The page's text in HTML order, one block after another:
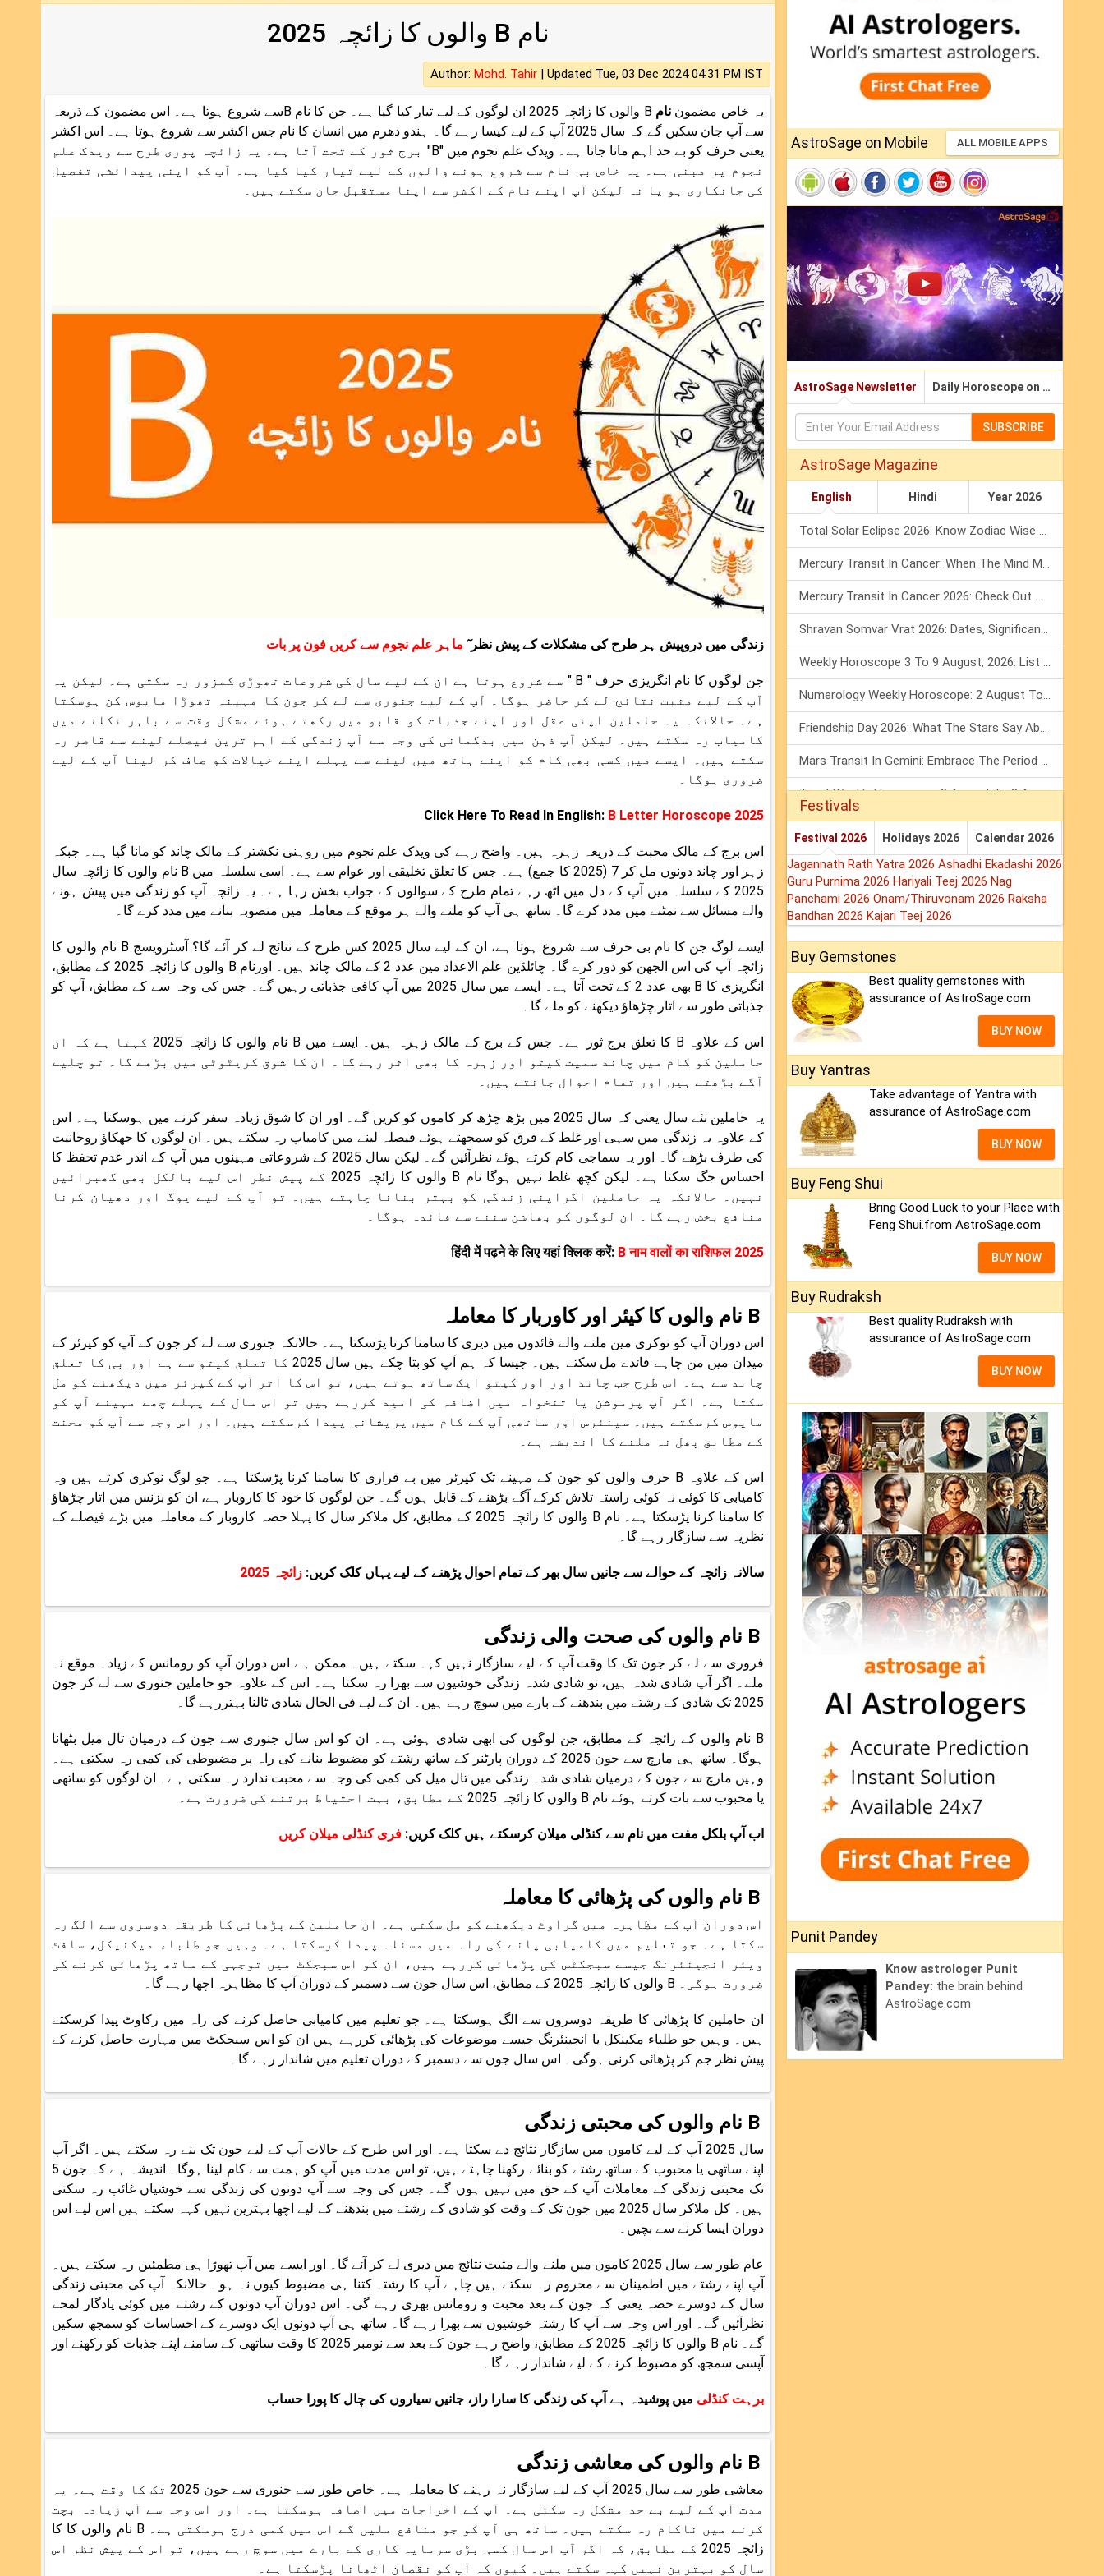
نام B والوں کا زائچہ 2025
Author: Mohd. Tahir | Updated Tue, 03 Dec 2024 04:31 PM IST
یہ خاص مضمون نام
B والوں کا زائچہ 2025 ان لوگوں کے لیے تیار کیا گیا ہے۔ جن کا نام Bسے شروع ہوتا ہے۔ اس مضمون کے ذریعہ
سے آپ جان سکیں گے کہ سال 2025 آپ کے لیے کیسا رہے گا۔ ہندو دھرم میں انسان کا نام جس اکشر سے شروع ہوتا ہے۔ اس اکشر
یعنی حرف کو بے حد اہم مانا جاتا ہے۔ ویدک علم نجوم میں "B" برج ثور کے تحت آتا ہے۔ یہ زائچہ پوری طرح سے ویدک علم
نجوم پر مبنی ہے۔ یہ خاص بی نام سے شروع ہونے والوں کے لیے تیار کیا گیا ہے۔ آپ کو اپنی پیدائشی تفصیل
کی جانکاری ہو یا نہ لیکن آپ اپنے نام کے اکشر سے اپنا مستقبل جان سکتے ہیں۔
زندگی میں دروپیش ہر طرح کی مشکلات کے پیش نظر ٓ ماہر علم نجوم سے کریں فون پر بات
جن لوگوں کا نام انگریزی حرف " B " سے شروع ہوتا ہے ان کے لیے سال کی شروعات تھوڑی کمزور رہ سکتی ہے۔ لیکن یہ
آپ کے لیے مثبت نتائج لے کر حاضر ہوگا۔ آپ کے لیے جنوری سے لے کر جون کا مہینہ تھوڑا مایوس کن ہوسکتا
ہے۔ حالانکہ یہ حاملین اپنی عقل اور اپنے جذبات کو قابو میں رکھتے ہوئے مشکل وقت سے باہر نکلنے میں
کامیاب رہ سکتے ہیں۔ لیکن آپ ذہن میں بدگمانی کی وجہ سے آپ زندگی کے اہم ترین فیصلے لینے سے قاصر رہ
سکتے ہیں۔ ایسے میں کسی بھی کام کو اپنے ہاتھ میں لینے سے پہلے اپنے خیالات کو صاف کر لینا آپ کے لیے
ضروری ہوگا۔
Click Here To Read In English: B Letter Horoscope 2025
اس برج کے مالک محبت کے ذریعہ زہرہ ہیں۔ واضح رہے کی ویدک علم نجوم میں روہنی نکشتر کے مالک چاند کو مانا گیا ہے۔ جبکہ
زہر اور چاند دونوں مل کر 7 (2025 کا جمع) ہے۔ جس کا تعلق تخلیقی اور عوام سے ہے۔ اسی سلسلہ میں B نام والوں کا زائچہ سال
2025 کے سلسلہ میں آپ کے دل میں اٹھ رہے تمام طرح کے سوالوں کے جواب بخش رہا ہے۔ یہ زائچہ آپ کو زندگی میں پیش ہونے
والے مسائل سے نمٹنے میں مدد کرے گا۔ ساتھ ہی آپ کو ملنے والے ہر موقع کے معاملہ میں منصوبہ بنانے میں مدد کرے گا۔
ایسے لوگ جن کا نام بی حرف سے شروع ہوتا ہے، ان کے لیے سال 2025 کس طرح کے نتائج لے کر آئے گا؟ آسٹرویسج B نام والوں کا
زائچہ آپ کی اس الجھن کو دور کرے گا۔ چائلڈین علم الاعداد مین عدد 2 کے مالک چاند ہیں۔ اورنام B والوں کا زائچہ 2025 کے مطابق،
انگریزی کا B بھی عدد 2 کے تحت آتا ہے۔ ایسے میں سال 2025 میں آپ کافی جذباتی رہیں گے۔ جس کی وجہ سے کے مطابق، آپ کو
جذباتی طور سے اتار چڑھاؤ دیکھنے کو ملے گا۔
اس کے علاوہ B کا تعلق برج ثور ہے۔ جس کے برج کے مالک زہرہ ہیں۔ ایسے میں B نام والوں کا زائچہ 2025 کہتا ہے کہ ان
حاملین کو کام میں چاند سمیت کیتو اور زہرہ کا بھی اثر رہے گا۔ ان کا شوق کریٹوٹی میں بڑھے گا۔ تو چلیے
آگے بڑھتے ہیں اور تمام احوال جانتے ہیں۔
یہ حاملین نئے سال یعنی کہ سال 2025 میں بڑھ چڑھ کر کاموں کو کریں گے۔ اور ان کا شوق زیادہ سفر کرنے میں ہوسکتا ہے۔ اس
کے علاوہ یہ زندگی میں سہی اور غلط کے فرق کو سمجھتے ہوئے فیصلہ لینے میں کامیاب رہ سکتے ہیں۔ ان لوگوں کا جھکاؤ روحانیت
کی طرف بڑھے گا۔ اور یہ سماجی کام کرتے ہوئے نظرآئیں گے۔ لیکن سال 2025 کے شروعاتی مہینوں میں آپ کے اندر عدم تحفظ کا
احساس جگ سکتا ہے۔ لیکن کچھ غلط نہیں ہوگا نام B والوں کا زائچہ 2025 کے پیش نطر اس لیے بالکل بھی گھبرائیں
نہیں۔ حالانکہ یہ حاملین اگراپنی زندگی کو بہتر بنانا چاہتے ہیں۔ تو آپ کے لیے یوگ اور دھیان کرنا
منافع بخش رہے گا۔ ان لوگوں کو بھاشن سننے سے فائدہ ہوگا۔
हिंदी में पढ़ने के लिए यहां क्लिक करें: B नाम वालों का राशिफल 2025
B نام والوں کا کیئر اور کاوربار کا معاملہ
اس دوران آپ کو نوکری مین ملنے والے فائدوں میں دیری کا سامنا کرنا پڑسکتا ہے۔ حالانکہ جنوری سے لے کر جون کے آپ کو کیرئر کے
میدان میں من چاہے فائدے مل سکتے ہیں۔ جیسا کہ ہم آپ کو بتا چکے ہیں سال 2025 کا تعلق کیتو سے ہے اور بی کا تعلق
چاند سے ہے۔ اس طرح جب چاند اور اور کیتو ایک ساتھ ہوتے ہیں، تو اس کا اثر آپ کے کیرئر میں دیکھنے کو مل
سکتا ہے۔ اگر آپ پرموشن یا تنخواہ میں اضافہ کی امید کررہے ہیں تو اس سال کے پہلے چھے مہینے آپ کو
مایوس کرسکتے ہیں۔ سینئرس اور ساتھی آپ کے کام میں پریشانی پیدا کرسکتے ہیں۔ اور اس وجہ سے آپ کو محنت
کے مطابق پھل نہ ملنے کا اندیشہ ہے۔
اس کے علاوہ B حرف والوں کو جون کے مہینے تک کیرئر میں بے قراری کا سامنا کرنا پڑسکتا ہے۔ جو لوگ نوکری کرتے ہیں وہ
کامیابی کا کوئی نہ کوئی راستہ تلاش کرکے آگے بڑھنے کے قابل ہوں گے۔ جن لوگوں کا خود کا کاروبار ہے، ان کو بزنس میں اتار چڑھاؤ
کا سامنا کرنا پڑسکتا ہے۔ نام B والوں کا زائچہ 2025 کے مطابق، کل ملاکر سال کا پہلا حصہ کاروبار کے معاملہ میں بڑے فیصلے کے
نظریہ سے سازگار رہے گا۔
سالانہ زائچہ کے حوالے سے جانیں سال بھر کے تمام احوال پڑھنے کے لیے یہاں کلک کریں: زائچہ 2025
B نام والوں کی صحت والی زندگی
فروری سے لے کر جون تک کا وقت آپ کے لیے سازگار نہیں کہہ سکتے ہیں۔ ممکن ہے اس دوران آپ کو رومانس کے زیادہ موقع نہ
ملے۔ اگر آپ شادی شدہ ہیں، تو شادی شدہ زندگی خوشیوں سے بھرا رہ سکتا ہے۔ اس کے علاوہ جو حاملین جنوری سے لے کر جون
2025 تک شادی کے رشتے میں بندھنے کے بارے میں سوچ رہے ہیں۔ ان کے لیے فی الحال شادی ٹالنا بہتررہے گا۔
B نام والوں کے زائچہ کے مطابق، جن لوگوں کی ابھی شادی ہوئی ہے۔ ان کو اس سال جنوری سے جون کے درمیان تال میل بٹھانا
ہوگا۔ ساتھ ہی مارچ سے جون 2025 کے دوران پارٹنر کے ساتھ رشتے کو مضبوط بنانے کی راہ پر مضبوطی کی کمی رہ سکتی ہے۔
وہیں مارچ سے جون کے درمیان شادی شدہ زندگی میں تال میل کی کمی کی وجہ سے محبت ندارد رہ سکتی ہے۔ ان لوگوں کو ساتھی
یا محبوب سے بات کرتے ہوئے نام B والوں کا زائچہ 2025 کے مطابق، بہت احتیاط برتنے کی ضرورت ہے۔
اب آپ بلکل مفت میں نام سے کنڈلی میلان کرسکتے ہیں کلک کریں: فری کنڈلی میلان کریں
B نام والوں کی پڑھائی کا معاملہ
اس دوران آپ کے مظاہرہ میں گراوٹ دیکھنے کو مل سکتی ہے۔ ان حاملین کے پڑھائی کا طریقہ دوسروں سے الگ رہ
سکتا ہے۔ جو تعلیم میں کامیابی پانے کی راہ میں مسئلہ پیدا کرسکتا ہے۔ وہیں جو طلباء میکنیکل، سافٹ
ویئر انجینئرنگ جیسے سبجکٹس کی پڑھائی کررہے ہیں، ان کو اس سبجکٹ میں توجہی کے ساتھ پڑھائی کرنے کی
ضرورت ہوگی۔ B والوں کا زائچہ 2025 کے مطابق، اس سال جون سے دسمبر کے دوران آپ کا مظاہرہ اچھا رہے گا۔
ان حاملین کا پڑھائی کا طریقہ دوسروں سے الگ ہوسکتا ہے۔ جو تعلیم میں کامیابی حاصل کرنے کی راہ میں رکاوٹ پیدا کرسکتے
ہیں۔ وہیں جو طلباء مکینکل یا انجینئرنگ جیسے موضوعات کی پڑھائی کررہے ہیں ان کو اس سبجکٹ میں مہارت حاصل کرنے کے
پیش نظر جم کر پڑھائی کرنی ہوگی۔ اس سال جون سے دسمبر کے دوران تعلیم میں شاندار رہے گا۔
B نام والوں کی محبتی زندگی
سال 2025 آپ کے لیے کاموں میں سازگار نتائج دے سکتا ہے۔ اور اس طرح کے حالات آپ کے لیے جون تک بنے رہ سکتے ہیں۔ اگر آپ
اپنے ساتھی یا محبوب کے ساتھ رشتے کو بنائے رکھنا چاہتے ہیں، تو اس مدت میں آپ کو ہمت سے کام لینا ہوگا۔ اندیشہ ہے کہ جون 5
تک محبتی زندگی کے معاملات آپ کے حق میں نہیں ہوں گے۔ جس کی وجہ سے آپ دونوں کی زندگی سے خوشیاں غائب رہ سکتی
ہیں۔ کل ملاکر سال 2025 میں جون تک کے وقت کو شادی کے رشتے میں بندھنے کے لیے اچھا بہترین نہیں کہہ سکتے ہیں اس لیے اس
دوران ایسا کرنے سے بچیں۔
عام طور سے سال 2025 کاموں میں ملنے والے مثبت نتائج میں دیری لے کر آئے گا۔ اور ایسے میں آپ تھوڑا ہی مطمئین رہ سکتے ہیں۔
آپ اپنے رشتے میں اطمینان سے محروم رہ سکتے ہیں چاہے آپ کا رشتہ کتنا ہی مضبوط کیوں نہ ہو۔ حالانکہ آپ کی محبتی زندگی
سال کے دوسرے حصہ یعنی کہ جون کے بعد محبت و رومانس بھری رہے گی۔ اس دوران آپ دونوں کے رشتے میں کوئی یادگار لمحے
نظرآئیں گے۔ اور اس وجہ سے آپ کا رشتہ خوشیوں سے بھرا رہے گا۔ ساتھ ہی آپ دونوں ایک دوسرے کے احساسات کو سمجھ سکیں
گے۔ نام B والوں کا زائچہ 2025 کے مطابق، واضح رہے جون کے بعد سے نومبر 2025 کا وقت ساتھی کے سامنے اپنے جذبات کو رکھنے اور
آپسی سمجھ کو مضبوط کرنے کے لیے شاندار رہے گا۔
برہت کنڈلی میں پوشیدہ ہے آپ کی زندگی کا سارا راز، جانیں سیاروں کی چال کا پورا حساب
B نام والوں کی معاشی زندگی
معاشی طور سے سال 2025 آپ کے لیے سازگار نہ رہنے کا معاملہ ہے۔ خاص طور سے جنوری سے جون 2025 تک کا وقت ہے۔ یہ
مدت آپ کے لیے بے حد مشکل رہ سکتی ہے۔ آپ کے اخراجات میں اضافہ ہوسکتا ہے۔ اور اس وجہ سے آپ زیادہ بچت
کرنے میں ناکام رہ سکتے ہیں۔ ساتھ ہی آپ کو جو منافع ملیں گے اس میں کمی درج ہوسکتی ہے۔ B نام والوں کا کا
زائچہ 2025 کے مطابق، کہ اگر آپ اس سال کسی بڑی سرمایہ کاری کے بارے میں سوچ رہے ہیں، تو اس کے پیش نظر اس
سال کو بہترین نہیں کہہ سکتے ہیں۔ کیوں کہ آپ کو نقصان اٹھانا پڑسکتا ہے۔
AstroSage on Mobile ALL MOBILE APPS
AstroSage Newsletter Daily Horoscope on Email
SUBSCRIBE
AstroSage Magazine
English Hindi Year 2026
Total Solar Eclipse 2026: Know Zodiac Wise Prediction
Mercury Transit In Cancer: When The Mind Meets The Heart!
Mercury Transit In Cancer 2026: Check Out What It Brings For You
Shravan Somvar Vrat 2026: Dates, Significance & Rituals In August
Weekly Horoscope 3 To 9 August, 2026: List Of Fasts & Festivals
Numerology Weekly Horoscope: 2 August To 8 August, 2026
Friendship Day 2026: What The Stars Say About Your Best Friend!
Mars Transit In Gemini: Embrace The Period Full Of Energy & Intelligence
Tarot Weekly Horoscope: 2 August To 8 August, 2026
Festivals
Festival 2026 Holidays 2026 Calendar 2026
Jagannath Rath Yatra 2026 Ashadhi Ekadashi 2026
Guru Purnima 2026 Hariyali Teej 2026 Nag
Panchami 2026 Onam/Thiruvonam 2026 Raksha
Bandhan 2026 Kajari Teej 2026
Buy Gemstones
Best quality gemstones with
assurance of AstroSage.com
BUY NOW
Buy Yantras
Take advantage of Yantra with
assurance of AstroSage.com
BUY NOW
Buy Feng Shui
Bring Good Luck to your Place with
Feng Shui.from AstroSage.com
BUY NOW
Buy Rudraksh
Best quality Rudraksh with
assurance of AstroSage.com
BUY NOW
Punit Pandey
Know astrologer Punit
Pandey: the brain behind
AstroSage.com